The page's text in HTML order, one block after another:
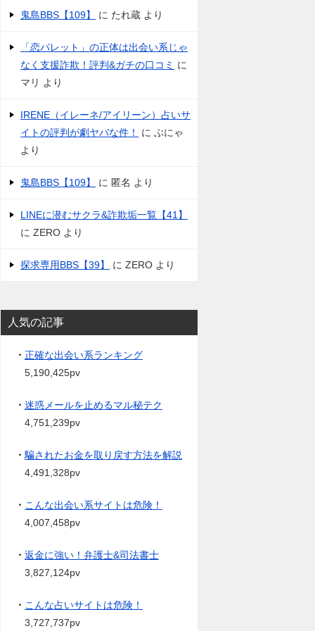
鬼島BBS【109】 に たれ蔵 より
「恋パレット」の正体は出会い系じゃ
なく支援詐欺！評判&ガチの口コミ に
マリ より
IRENE（イレーネ/アイリーン）占いサ
イトの評判が劇ヤバな件！
に ぶにゃ
より
鬼島BBS【109】 に 匿名 より
LINEに潜むサクラ&詐欺垢一覧【41】
に ZERO より
探求専用BBS【39】 に ZERO より
人気の記事
・ 正確な出会い系ランキング
5,190,425pv
・ 迷惑メールを止めるマル秘テク
4,751,239pv
・ 騙されたお金を取り戻す方法を解説
4,491,328pv
・ こんな出会い系サイトは危険！
4,007,458pv
・ 返金に強い！弁護士&司法書士
3,827,124pv
・ こんな占いサイトは危険！
3,727,737pv